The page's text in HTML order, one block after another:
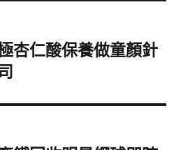
杏仁酸保養做童顏針